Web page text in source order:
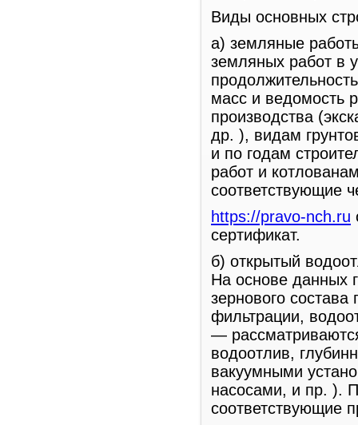
Виды основных
а) земляные
земляных работ в
масс и ведомость
производства
др. ), видам
и по годам
работ и
соответствующие
https://pravo-nch.ru
сертификат.
б) открытый
На основе данных
зернового
фильтрации,
—
водоотлив,
вакуумными
насосами, и пр. ).
соответствующие